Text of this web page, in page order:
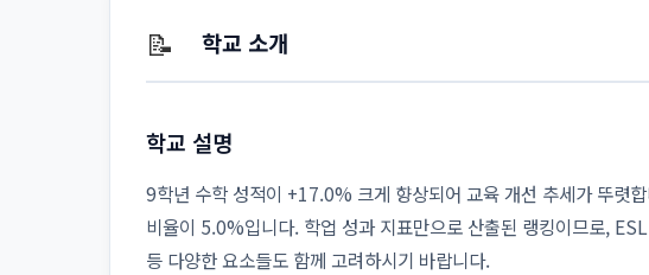
📝 학교 소개
학교 설명
9학년 수학 성적이 +17.0% 크게 향상되어 교육 개선 추세가 뚜렷
비율이 5.0%입니다. 학업 성과 지표만으로 산출된 랭킹이므로,
등 다양한 요소들도 함께 고려하시기 바랍니다.